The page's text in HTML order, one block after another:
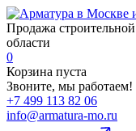
Продажа
области
0
Корзина пуста
Звоните, мы работаем!
+7 499 113 82 06
info@armatura-mo.ru